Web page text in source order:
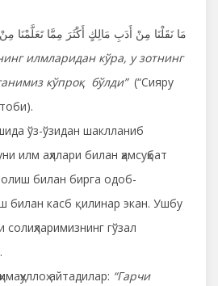
مَا نَقَلْنَا مِنْ أَدَبِ مَالِكٍ أَكْثَرَ مِمَّا تَعَلَّمْنَا
илмларидан кўра, у зотнинг
кўпроқ бўлди” (“Cияру
ўз-ўзидан шаклланиб
илм аҳллари билан ҳамсуҳбат
билан бирга одоб-
билан касб қилинар экан. Ушбу
гўзал
айтадилар: “Гарчи